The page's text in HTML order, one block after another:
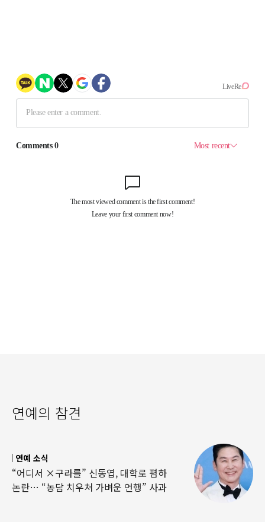
연예의 참견
연예 소식
“어디서 ×구라를” 신동엽, 대학로 폄하
논란… “농담 치우쳐 가벼운 언행” 사과